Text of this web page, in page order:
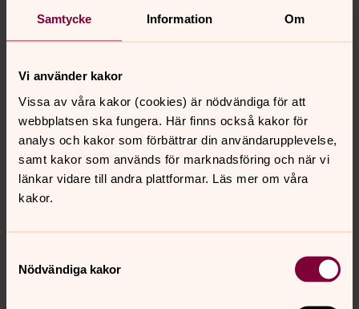
Samtycke Information Om
Vi använder kakor
Vissa av våra kakor (cookies) är nödvändiga för att
webbplatsen ska fungera. Här finns också kakor för
analys och kakor som förbättrar din användarupplevelse,
samt kakor som används för marknadsföring och när vi
länkar vidare till andra plattformar. Läs mer om våra
kakor.
Nödvändiga kakor
Text och bild: Ingrid Rosendorf Joys
livssynssamfunn i Norge, STL
www.trooglivssyn.no
Översatt av Alberte Bremberg